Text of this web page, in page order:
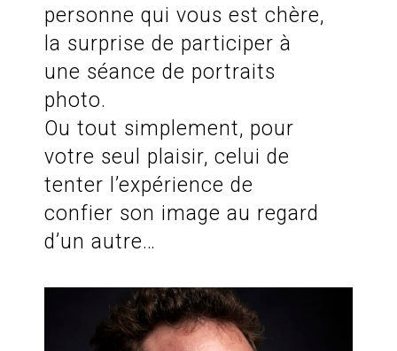
personne qui vous est chère,
la surprise de participer à
une séance de portraits
photo.
Ou tout simplement, pour
votre seul plaisir, celui de
tenter l’expérience de
confier son image au regard
d’un autre…